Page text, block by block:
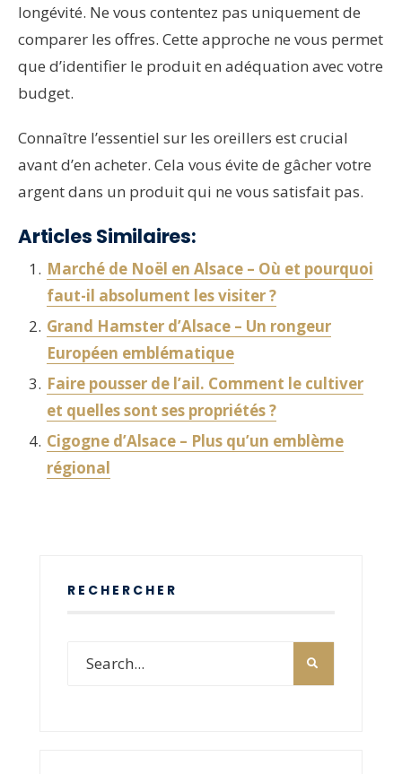
longévité. Ne vous contentez pas uniquement de
comparer les offres. Cette approche ne vous permet
que d’identifier le produit en adéquation avec votre
budget.
Connaître l’essentiel sur les oreillers est crucial
avant d’en acheter. Cela vous évite de gâcher votre
argent dans un produit qui ne vous satisfait pas.
Articles Similaires:
Marché de Noël en Alsace – Où et pourquoi
faut-il absolument les visiter ?
Grand Hamster d’Alsace – Un rongeur
Européen emblématique
Faire pousser de l’ail. Comment le cultiver
et quelles sont ses propriétés ?
Cigogne d’Alsace – Plus qu’un emblème
régional
RECHERCHER